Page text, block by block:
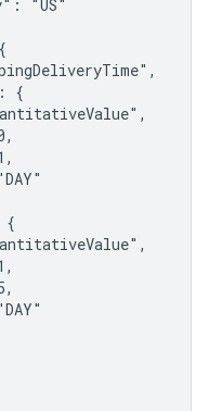
"US"
{
{